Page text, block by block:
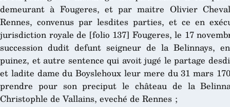
demeurant à Fougeres, et par maitre Olivier
Rennes, convenus par lesdites parties, et ce en
jurisdiction royale de [folio 137] Fougeres, le 17
succession dudit defunt seigneur de la Belinnays,
puinez, et autre sentence qui avoit jugé le partage
et ladite dame du Boyslehoux leur mere du 31 mars
prendre pour son preciput le château de la
Christophle de Vallains, eveché de Rennes ;